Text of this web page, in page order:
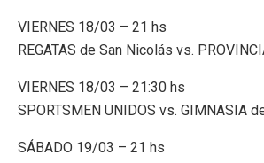
VIERNES 18/03 – 21 hs
REGATAS de San Nicolás vs.
VIERNES 18/03 – 21:30 hs
SPORTSMEN UNIDOS vs. GIMNASIA
SÁBADO 19/03 – 21 hs